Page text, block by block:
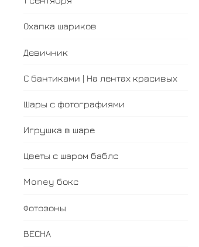
Охапка шариков
Девичник
С бантиками | На лентах красивых
Шары с фотографиями
Игрушка в шаре
Цветы с шаром баблс
Money бокс
Фотозоны
ВЕСНА